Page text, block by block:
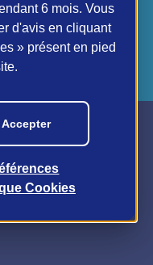
du sport.
6 mois. Vous
d'avis en cliquant
» présent en pied
Accepter
Cookies